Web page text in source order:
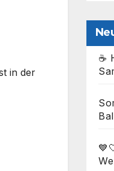
in der
☕